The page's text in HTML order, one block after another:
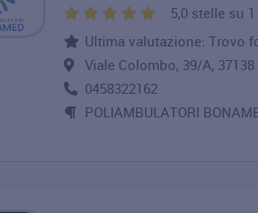
5,0 stelle su
Ultima valutazione: Trovo
Viale Colombo, 39/A,
0458322162
POLIAMBULATORI